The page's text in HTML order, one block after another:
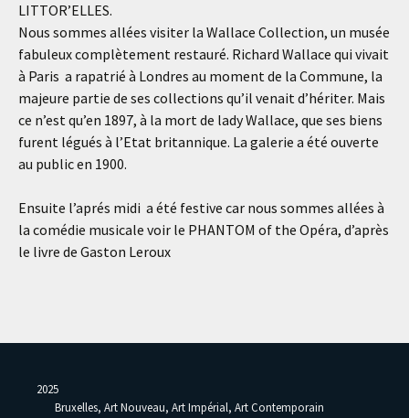
LITTOR’ELLES.
Nous sommes allées visiter la Wallace Collection, un musée
fabuleux complètement restauré. Richard Wallace qui vivait
à Paris a rapatrié à Londres au moment de la Commune, la
majeure partie de ses collections qu’il venait d’hériter. Mais
ce n’est qu’en 1897, à la mort de lady Wallace, que ses biens
furent légués à l’Etat britannique. La galerie a été ouverte
au public en 1900.
Ensuite l’aprés midi a été festive car nous sommes allées à
la comédie musicale voir le PHANTOM of the Opéra, d’après
le livre de Gaston Leroux
2025
Bruxelles, Art Nouveau, Art Impérial, Art Contemporain